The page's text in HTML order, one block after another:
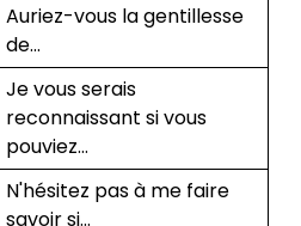
Auriez-vous la gentillesse
de…
Je vous serais
reconnaissant si vous
pouviez…
N'hésitez pas à me faire
savoir si…